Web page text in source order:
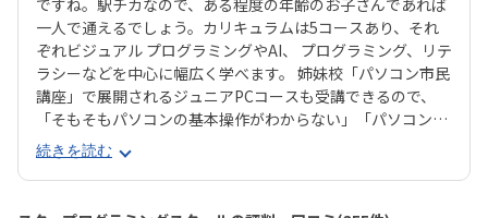
ですね。駅チカなので、ある程度の年齢のお子さんであれば
一人で通えるでしょう。カリキュラムは5コースあり、それ
ぞれビジュアル プログラミングやAI、 プログラミング、リテ
ラシーなどを中心に幅広く学べます。 姉妹校「パソコン市民
講座」で展開されるジュニアPCコースも受講できるので、
「そもそもパソコンの基本操作がわからない」「パソコンで
何ができるかを学びたい」といったお子さんにもピッタリで
す。それぞれのお子さんの興味に合ったコースが見つかりや
すいのは安心ですね。スタープログラミングスクールは、過
去に総務省「若年層に対するプログラミング教育の普及推
続きを読む